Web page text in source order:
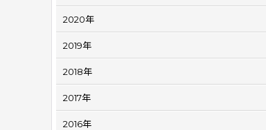
2020年
2019年
2018年
2017年
2016年